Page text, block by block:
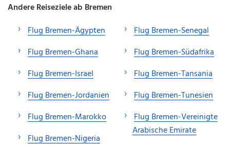
Andere Reiseziele ab Bremen
Flug Bremen-Ägypten
Flug Bremen-Ghana
Flug Bremen-Israel
Flug Bremen-Jordanien
Flug Bremen-Marokko
Flug Bremen-Nigeria
Flug Bremen-Senegal
Flug Bremen-Südafrika
Flug Bremen-Tansania
Flug Bremen-Tunesien
Flug Bremen-Vereinigte
Arabische Emirate